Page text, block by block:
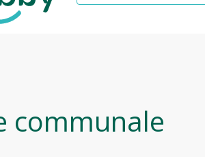
communale